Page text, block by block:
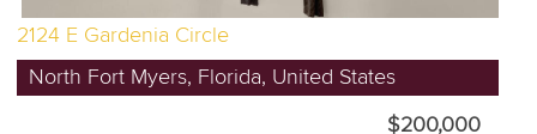
2124 E Gardenia Circle
North Fort Myers, Florida, United States
$200,000